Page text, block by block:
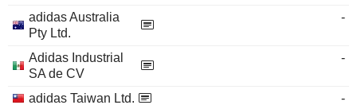
adidas Australia
Pty Ltd.
-
Adidas Industrial
SA de CV
-
adidas Taiwan Ltd.
-